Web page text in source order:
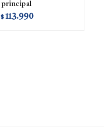
principal
$ 113.990